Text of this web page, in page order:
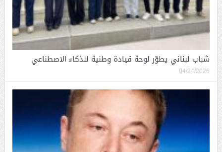
شباب لبناني يطوّر لوحة قيادة وطنية للذكاء الاصطناعي
04/24/2026